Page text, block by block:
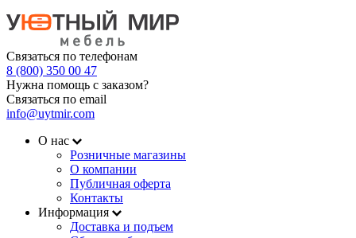
Связаться по телефонам
8 (800) 350 00 47
Нужна помощь с заказом?
Связаться по email
info@uytmir.com
О нас
Розничные магазины
О компании
Публичная оферта
Контакты
Информация
Доставка и подъем